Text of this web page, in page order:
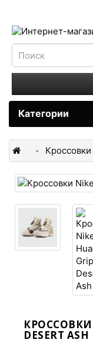
Категории
Кроссовки
КРОССОВКИ
DESERT ASH